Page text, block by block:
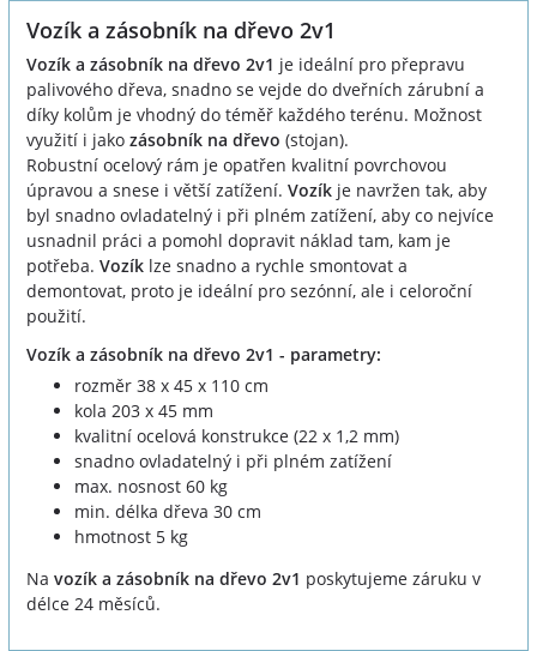
Vozík a zásobník na dřevo 2v1
Vozík a zásobník na dřevo 2v1 je ideální pro přepravu
palivového dřeva, snadno se vejde do dveřních zárubní a
díky kolům je vhodný do téměř každého terénu. Možnost
využití i jako zásobník na dřevo (stojan).
Robustní ocelový rám je opatřen kvalitní povrchovou
úpravou a snese i větší zatížení. Vozík je navržen tak, aby
byl snadno ovladatelný i při plném zatížení, aby co nejvíce
usnadnil práci a pomohl dopravit náklad tam, kam je
potřeba. Vozík lze snadno a rychle smontovat a
demontovat, proto je ideální pro sezónní, ale i celoroční
použití.
Vozík a zásobník na dřevo 2v1 - parametry:
rozměr 38 x 45 x 110 cm
kola 203 x 45 mm
kvalitní ocelová konstrukce (22 x 1,2 mm)
snadno ovladatelný i při plném zatížení
max. nosnost 60 kg
min. délka dřeva 30 cm
hmotnost 5 kg
Na vozík a zásobník na dřevo 2v1 poskytujeme záruku v
délce 24 měsíců.